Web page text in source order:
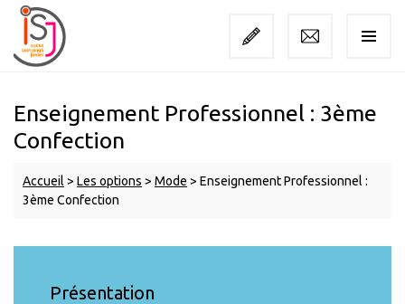
Enseignement Professionnel : 3ème
Confection
Accueil > Les options > Mode > Enseignement Professionnel :
3ème Confection
Présentation